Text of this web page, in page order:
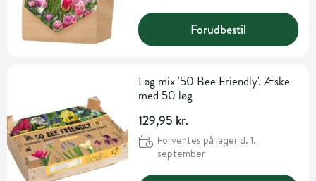
Forudbestil
Løg mix '50 Bee Friendly'. Æske
med 50 løg
129,95 kr.
Forventes på lager d. 1.
september